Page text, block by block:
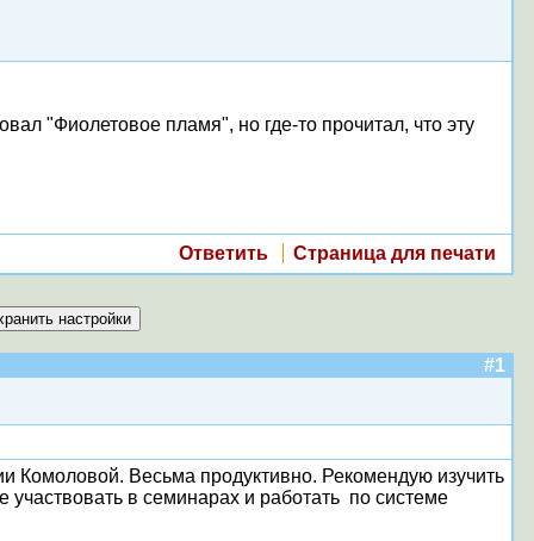
"Фиолетовое пламя", но где-то прочитал, что эту
Ответить Страница для печати
#1
Весьма продуктивно. Рекомендую изучить
в семинарах и работать по системе